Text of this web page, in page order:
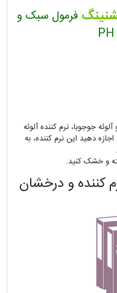
فرمول سبک و
جوجوبا، نرم کننده آلوئه
دهید این نرم کننده، به
و خشک کنید.
کننده و درخشان